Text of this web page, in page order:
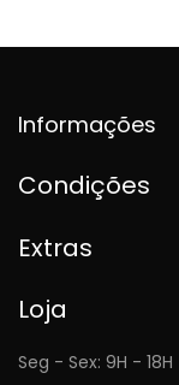
Informações
Condições
Extras
Loja
Seg - Sex: 9H - 18H